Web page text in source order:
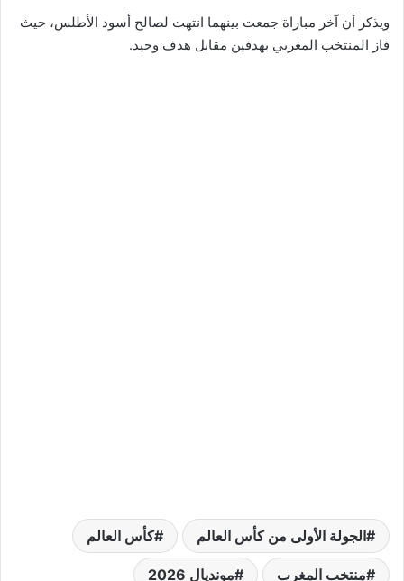
ويذكر أن آخر مباراة جمعت بينهما انتهت لصالح أسود الأطلس، حيث
فاز المنتخب المغربي بهدفين مقابل هدف وحيد.
الجولة الأولى من كأس العالم كأس العالم
منتخب المغرب مونديال 2026